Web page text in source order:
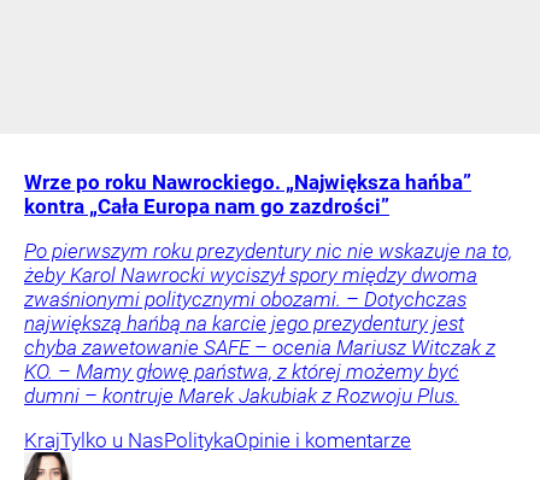
Wrze po roku Nawrockiego. „Największa hańba”
kontra „Cała Europa nam go zazdrości”
Po pierwszym roku prezydentury nic nie wskazuje na to,
żeby Karol Nawrocki wyciszył spory między dwoma
zwaśnionymi politycznymi obozami. – Dotychczas
największą hańbą na karcie jego prezydentury jest
chyba zawetowanie SAFE – ocenia Mariusz Witczak z
KO. – Mamy głowę państwa, z której możemy być
dumni – kontruje Marek Jakubiak z Rozwoju Plus.
KrajTylko u NasPolitykaOpinie i komentarze